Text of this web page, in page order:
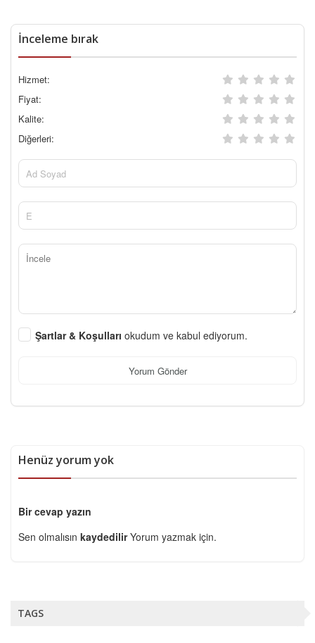
İnceleme bırak
Hizmet:
Fiyat:
Kalite:
Diğerleri:
Şartlar & Koşulları okudum ve kabul ediyorum.
Yorum Gönder
Henüz yorum yok
Bir cevap yazın
Sen olmalısın kaydedilirYorum yazmak için.
TAGS